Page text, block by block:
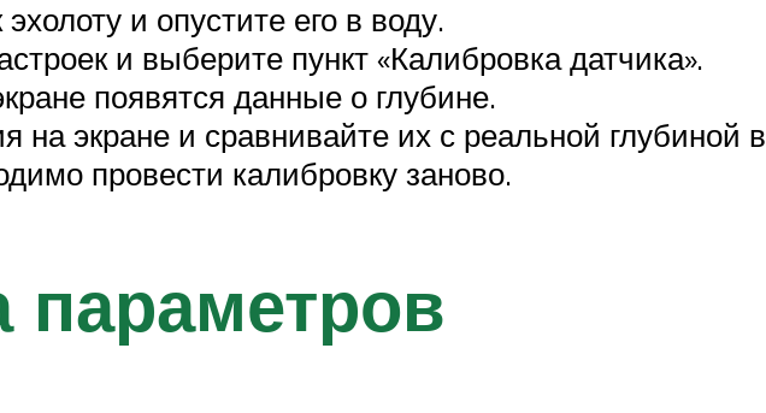
и опустите его в воду.
и выберите пункт «Калибровка датчика».
появятся данные о глубине.
на экране и сравнивайте их с реальной глубиной
провести калибровку заново.
параметров